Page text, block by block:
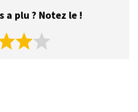
a plu ? Notez le !